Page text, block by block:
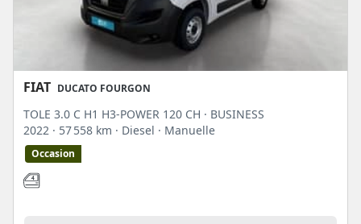
FIAT DUCATO FOURGON
TOLE 3.0 C H1 H3-POWER 120 CH · BUSINESS
2022 · 57 558 km · Diesel · Manuelle
Occasion